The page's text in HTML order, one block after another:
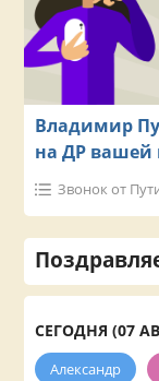
Владимир
на ДР
Звонок от
СЕГОДНЯ (07
Александр